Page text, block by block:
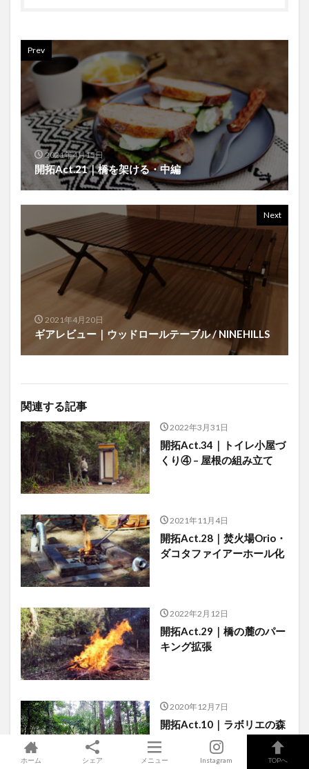
Prev
2021年4月15日
開拓Act.21｜橋を架ける・中編
Next
2021年4月20日
ギアレビュー｜ウッドロールテーブル / NINEHILLS
関連する記事
2022年3月31日
開拓Act.34｜トイレ小屋づ
くり④ – 屋根の組み立て
2021年11月4日
開拓Act.28｜焚火場Orio・
ダコタファイアーホール化
2022年2月12日
開拓Act.29｜橋の麓のパー
キング拡張
2020年12月7日
開拓Act.10｜ラボリエの森
散歩
ホーム シェア メニュー Instagram TOPへ